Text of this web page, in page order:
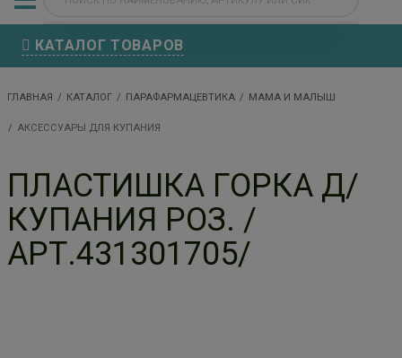
КАТАЛОГ ТОВАРОВ
ГЛАВНАЯ КАТАЛОГ ПАРАФАРМАЦЕВТИКА МАМА И МАЛЫШ
АКСЕССУАРЫ ДЛЯ КУПАНИЯ
ПЛАСТИШКА ГОРКА Д/
КУПАНИЯ РОЗ. /
АРТ.431301705/